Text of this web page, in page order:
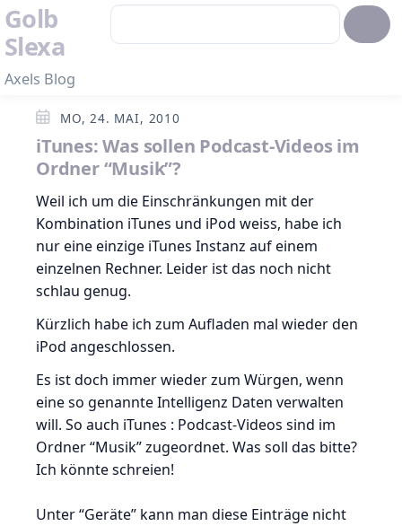
Golb
Slexa
Axels Blog
MO, 24. MAI, 2010
iTunes: Was sollen Podcast-Videos im
Ordner “Musik”?
Weil ich um die Einschränkungen mit der
Kombination iTunes und iPod weiss, habe ich
nur eine einzige iTunes Instanz auf einem
einzelnen Rechner. Leider ist das noch nicht
schlau genug.
Kürzlich habe ich zum Aufladen mal wieder den
iPod angeschlossen.
Es ist doch immer wieder zum Würgen, wenn
eine so genannte Intelligenz Daten verwalten
will. So auch iTunes : Podcast-Videos sind im
Ordner “Musik” zugeordnet. Was soll das bitte?
Ich könnte schreien!
Unter “Geräte” kann man diese Einträge nicht